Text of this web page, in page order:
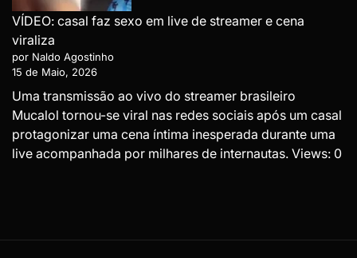
VÍDEO: casal faz sexo em live de streamer e cena
viraliza
por Naldo Agostinho
15 de Maio, 2026
Uma transmissão ao vivo do streamer brasileiro
Mucalol tornou-se viral nas redes sociais após um casal
protagonizar uma cena íntima inesperada durante uma
live acompanhada por milhares de internautas. Views: 0